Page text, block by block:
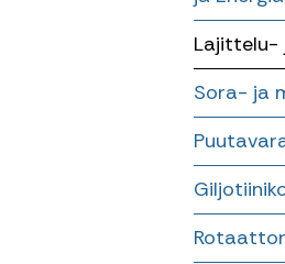
Lajittelu-
Sora- ja